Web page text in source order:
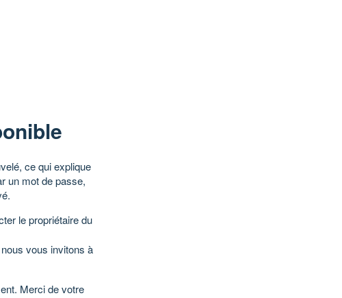
ce qui explique
un mot de passe,
le propriétaire du
vous invitons à
Merci de votre